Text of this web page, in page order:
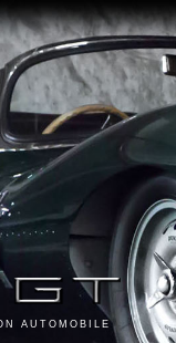
AUTOMOBILE